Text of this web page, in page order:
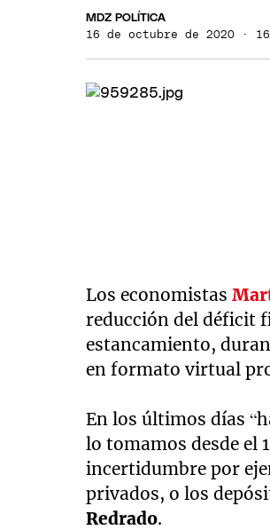
MDZ POLÍTICA
16 de octubre de 2020 ·
Los economistas
reducción del déficit
estancamiento,
en formato virtual
En los últimos días
lo tomamos desde el
incertidumbre por
privados, o los
Redrado.